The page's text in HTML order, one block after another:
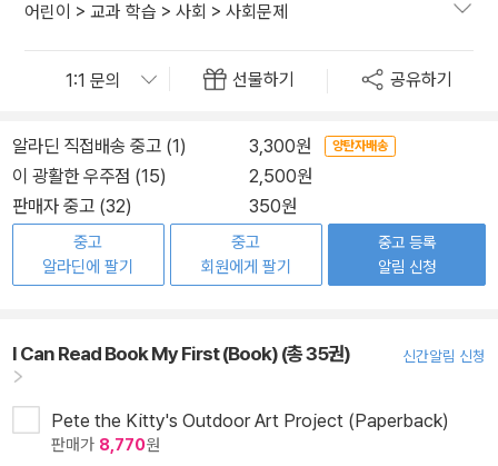
어린이 > 교과 학습 > 사회 > 사회문제
선물하기 공유하기
알라딘 직접배송 중고 (1) 3,300원 양탄자배송
이 광활한 우주점 (15)
2,500원
판매자 중고 (32)
350원
중고
알라딘에 팔기
중고
회원에게 팔기
중고 등록
알림 신청
I Can Read Book My First (Book) (총 35권) 신간알림 신청
Pete the Kitty's Outdoor Art Project (Paperback)
판매가 8,770원